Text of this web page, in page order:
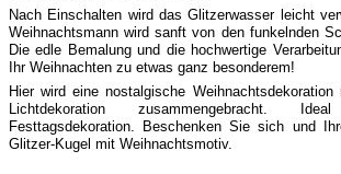
Nach Einschalten wird das Glitzerwasser leicht
Weihnachtsmann wird sanft von den funkelnden
Die edle Bemalung und die hochwertige
Ihr Weihnachten zu etwas ganz besonderem!
Hier wird eine nostalgische
Lichtdekoration zusammengebracht.
Festtagsdekoration. Beschenken Sie sich und
Glitzer-Kugel mit Weihnachtsmotiv.